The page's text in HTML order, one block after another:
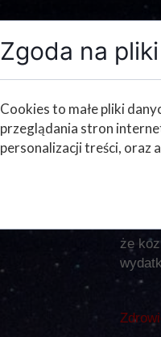
Sfera
nie
W
że
Zgoda na
Cookies to małe pliki
przeglądania stron
personalizacji treści, oraz